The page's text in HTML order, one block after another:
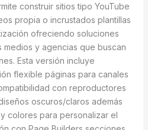
construir sitios tipo YouTube
propia o incrustados plantillas
ofreciendo soluciones
y agencias que buscan
Esta versión incluye
flexible páginas para canales
con reproductores
oscuros/claros además
colores para personalizar el